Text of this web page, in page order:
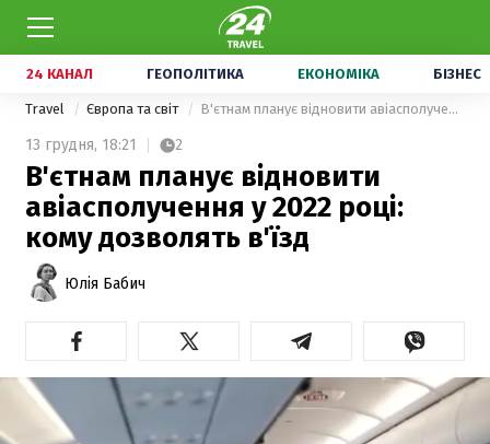
24 КАНАЛ ГЕОПОЛІТИКА ЕКОНОМІКА БІЗНЕС
Travel Європа та світ В'єтнам планує відновити авіасполучення у 2022 році: кому дозволять в'їзд
13 грудня, 18:21 2
В'єтнам планує відновити
авіасполучення у 2022 році:
кому дозволять в'їзд
Юлія Бабич